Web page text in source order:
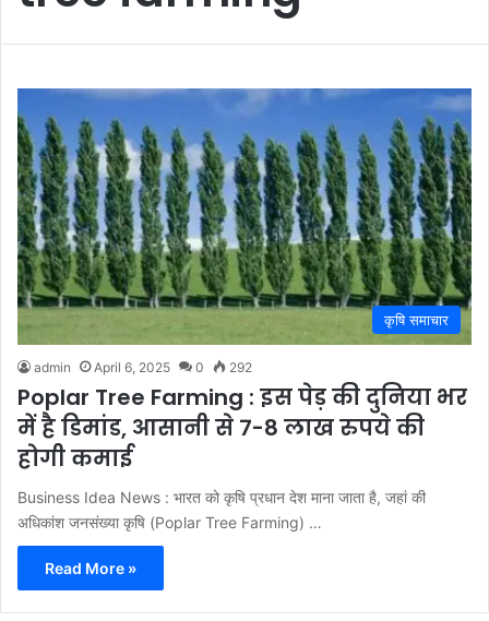
कृषि समाचार
admin April 6, 2025 0 292
Poplar Tree Farming : इस पेड़ की दुनिया भर
में है डिमांड, आसानी से 7-8 लाख रुपये की
होगी कमाई
Business Idea News : भारत को कृषि प्रधान देश माना जाता है, जहां की
अधिकांश जनसंख्या कृषि (Poplar Tree Farming) …
Read More »